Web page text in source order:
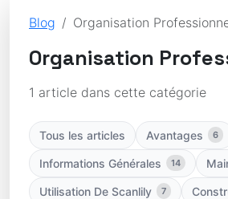
Blog Organisation
Organisation
1 article dans cette catégorie
Tous les articles Avantages 6
Informations Générales 14
Utilisation De Scanlily 7